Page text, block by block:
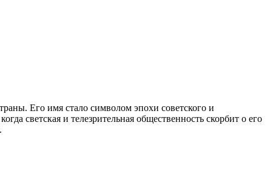
Его имя стало символом эпохи советского и
светская и телезрительная общественность скорбит о его